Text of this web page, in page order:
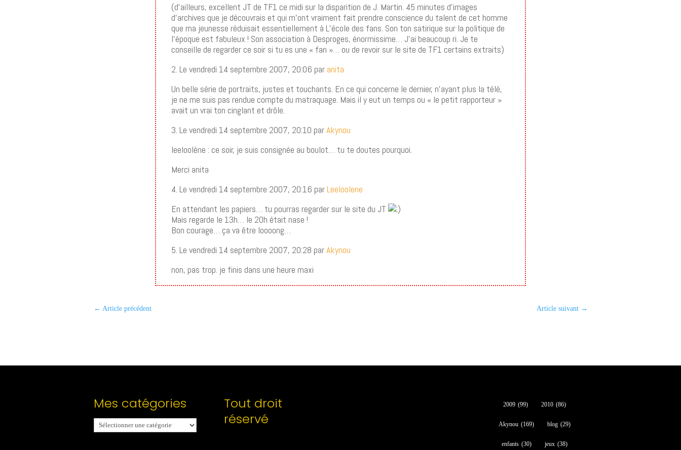
(d’ailleurs, excellent JT de TF1 ce midi sur la disparition de J. Martin. 45 minutes d’images
d’archives que je découvrais et qui m’ont vraiment fait prendre conscience du talent de cet homme
que ma jeunesse réduisait essentiellement à L’école des fans. Son ton satirique sur la politique de
l’époque est fabuleux ! Son association à Desproges, énormissime… J’ai beaucoup ri. Je te
conseille de regarder ce soir si tu es une « fan »… ou de revoir sur le site de TF1 certains extraits)
2. Le vendredi 14 septembre 2007, 20:06 par anita
Un belle série de portraits, justes et touchants. En ce qui concerne le dernier, n’ayant plus la télé,
je ne me suis pas rendue compte du matraquage. Mais il y eut un temps ou « le petit rapporteur »
avait un vrai ton cinglant et drôle.
3. Le vendredi 14 septembre 2007, 20:10 parAkynou
leeloolène : ce soir, je suis consignée au boulot… tu te doutes pourquoi.
Merci anita
4. Le vendredi 14 septembre 2007, 20:16 parLeeloolene
En attendant les papiers… tu pourras regarder sur le site du JT
Mais regarde le 13h… le 20h était nase !
Bon courage… ça va être loooong…
5. Le vendredi 14 septembre 2007, 20:28 parAkynou
non, pas trop. je finis dans une heure maxi
← Article précédent Article suivant→
Mes catégories
Mes
catégories
Tout droit
réservé
2009 (99) 2010 (86)
Akynou (169) blog (29)
enfants (30) jeux (38)